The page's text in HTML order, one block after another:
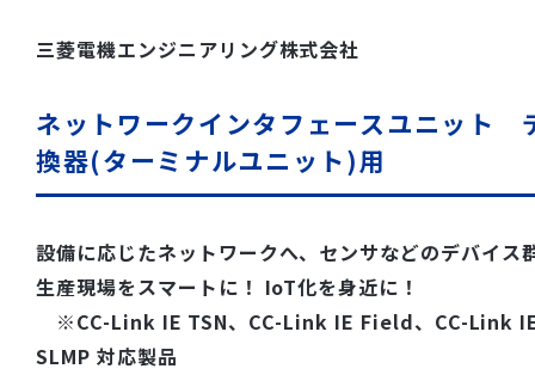
三菱電機エンジニアリング株式会社
ネットワークインタフェースユニット
換器(ターミナルユニット)用
設備に応じたネットワークへ、センサなどのデバイス
生産現場をスマートに！ IoT化を身近に！
※CC-Link IE TSN、CC-Link IE Field、CC-Link
SLMP 対応製品